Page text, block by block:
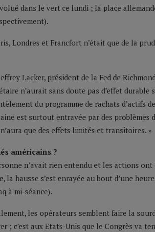
dans le vert ce lundi ; la place
Londres et Francfort n’était que de la
Lacker, président de la Fed de
n’aurait sans doute pas d’effet durable
du programme de rachats d’actifs
est surtout entravée par des
que des effets limités et transitoires. »
américains ?
n’avait rien entendu et les actions
la hausse s’est enrayée au bout d’une
à mi-séance).
les opérateurs semblent faire la
; c’est aux Etats-Unis que le Congrès va